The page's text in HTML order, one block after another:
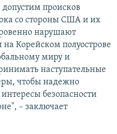
происков
со стороны США и их
нарушают
на Корейском полуострове
миру и
наступательные
чтобы надежно
безопасности
– заключает